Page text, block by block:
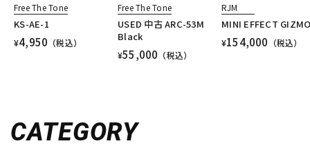
Free The Tone
KS-AE-1
¥4,950 （税込）
Free The Tone
USED 中古 ARC-53M
Black
¥55,000 （税込）
RJM
MINI EFFECT
¥154,000 （税込）
CATEGORY